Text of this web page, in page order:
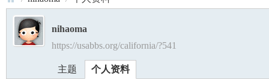
美› ›
nihaoma
https://usabbs.org/california/?541
主题 个人资料